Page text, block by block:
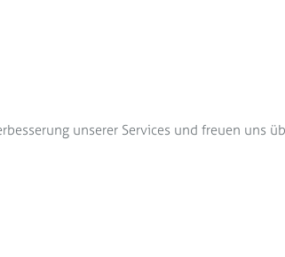
unserer Services und freuen uns